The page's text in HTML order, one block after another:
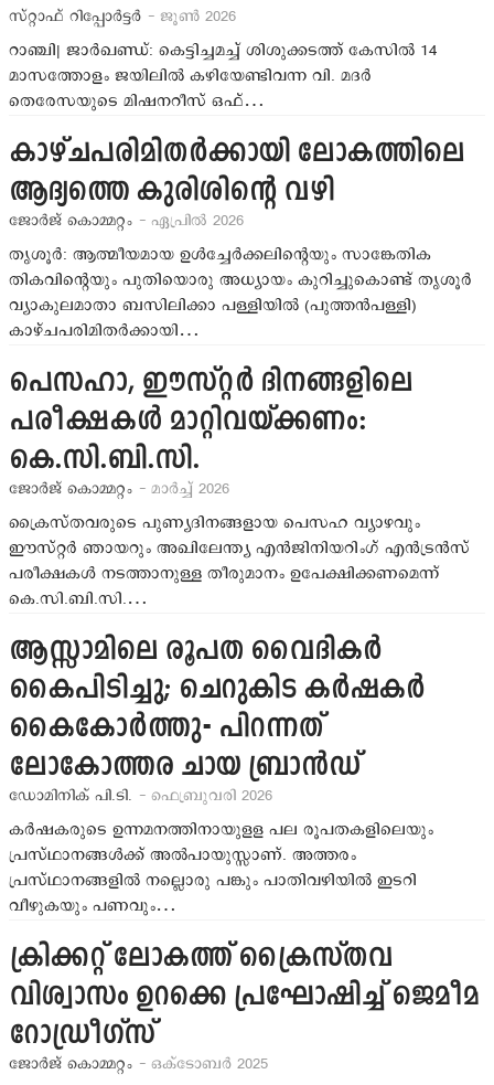
സ്റ്റാഫ് റിപ്പോര്‍ട്ടര്‍ - ജൂണ്‍ 2026
റാഞ്ചി| ജാര്‍ഖണ്ഡ്: കെട്ടിച്ചമച്ച് ശിശുക്കടത്ത് കേസില്‍ 14
മാസത്തോളം ജയിലില്‍ കഴിയേണ്ടിവന്ന വി. മദര്‍
തെരേസയുടെ മിഷനറീസ് ഒഫ്…
കാഴ്ചപരിമിതര്‍ക്കായി ലോകത്തിലെ
ആദ്യത്തെ കുരിശിന്‍റെ വഴി
ജോര്‍ജ് കൊമ്മറ്റം - ഏപ്രില്‍ 2026
തൃശൂര്‍: ആത്മീയമായ ഉള്‍ച്ചേര്‍ക്കലിന്‍റെയും സാങ്കേതിക
തികവിന്റെയും പുതിയൊരു അധ്യായം കുറിച്ചുകൊണ്ട് തൃശൂര്‍
വ്യാകുലമാതാ ബസിലിക്കാ പള്ളിയിൽ (പുത്തന്‍പള്ളി)
കാഴ്ചപരിമിതര്‍ക്കായി…
പെസഹാ, ഈസ്റ്റര്‍ ദിനങ്ങളിലെ
പരീക്ഷകള്‍ മാറ്റിവയ്ക്കണം:
കെ.സി.ബി.സി.
ജോര്‍ജ് കൊമ്മറ്റം - മാർച്ച് 2026
ക്രൈസ്തവരുടെ പുണ്യദിനങ്ങളായ പെസഹ വ്യാഴവും
ഈസ്റ്റര്‍ ഞായറും അഖിലേന്ത്യ എന്‍ജിനിയറിംഗ് എന്‍ട്രന്‍സ്
പരീക്ഷകള്‍ നടത്താനുള്ള തീരുമാനം ഉപേക്ഷിക്കണമെന്ന്
കെ.സി.ബി.സി.…
ആസ്സാമിലെ രൂപത വൈദികര്‍
കൈപിടിച്ചു; ചെറുകിട കര്‍ഷകര്‍
കൈകോര്‍ത്തു- പിറന്നത്
ലോകോത്തര ചായ ബ്രാന്‍ഡ്
ഡോമിനിക് പി.ടി. - ഫെബ്രുവരി 2026
കര്‍ഷകരുടെ ഉന്നമനത്തിനായുളള പല രൂപതകളിലെയും
പ്രസ്ഥാനങ്ങള്‍ക്ക് അല്‍പായുസ്സാണ്. അത്തരം
പ്രസ്ഥാനങ്ങളില്‍ നല്ലൊരു പങ്കും പാതിവഴിയില്‍ ഇടറി
വീഴുകയും പണവും…
ക്രിക്കറ്റ് ലോകത്ത് ക്രൈസ്തവ
വിശ്വാസം ഉറക്കെ പ്രഘോഷിച്ച് ജെമീമ
റോഡ്രീഗ്സ്
ജോര്‍ജ് കൊമ്മറ്റം - ഒക്ടോബര്‍ 2025